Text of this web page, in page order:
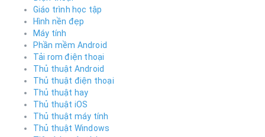
Giáo trình học tập
Hình nền đẹp
Máy tính
Phần mềm Android
Tải rom điện thoại
Thủ thuật Android
Thủ thuật điện thoại
Thủ thuật hay
Thủ thuật iOS
Thủ thuật máy tính
Thủ thuật Windows